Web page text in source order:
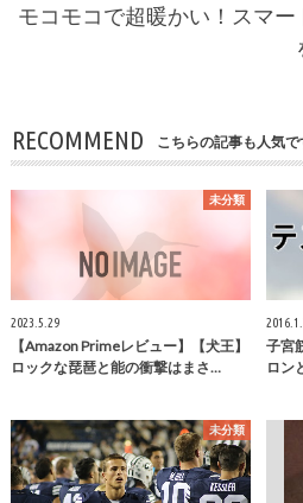
モコモコで超暖かい！スマ
RECOMMEND こちらの記事も人気で
未分類
2023.5.29
【Amazon Primeレビュー】【犬王】
ロックな琵琶と能の衝撃はまさ…
子宮
ロン
未分類